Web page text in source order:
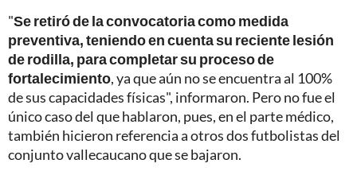
"Se retiró de la convocatoria como medida
preventiva, teniendo en cuenta su reciente lesión
de rodilla, para completar su proceso de
fortalecimiento, ya que aún no se encuentra al 100%
de sus capacidades físicas", informaron. Pero no fue el
único caso del que hablaron, pues, en el parte médico,
también hicieron referencia a otros dos futbolistas del
conjunto vallecaucano que se bajaron.